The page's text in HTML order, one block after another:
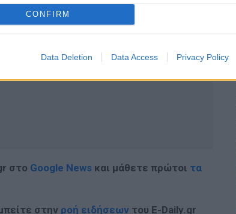
CONFIRM
Data Deletion Data Access Privacy Policy
ΔΙΑΦΗΜΙΣΗ
στο Google News και μάθετε πρώτοι τα
στην ροή ειδήσεων του E-Daily.gr